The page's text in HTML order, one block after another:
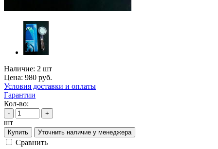
Наличие: 2 шт
Цена: 980 руб.
Условия доставки и оплаты
Гарантии
Кол-во:
- +
шт
Купить Уточнить наличие у менеджера
Cравнить